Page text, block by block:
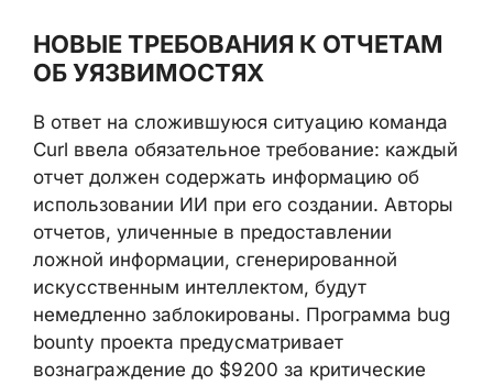
НОВЫЕ ТРЕБОВАНИЯ К ОТЧЕТАМ
ОБ УЯЗВИМОСТЯХ
В ответ на сложившуюся ситуацию команда
Curl ввела обязательное требование: каждый
отчет должен содержать информацию об
использовании ИИ при его создании. Авторы
отчетов, уличенные в предоставлении
ложной информации, сгенерированной
искусственным интеллектом, будут
немедленно заблокированы. Программа bug
bounty проекта предусматривает
вознаграждение до $9200 за критические